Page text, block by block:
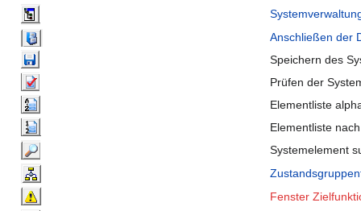
Anschließen der
Speichern des
Prüfen der
Elementliste
Elementliste
Systemelement
Fenster